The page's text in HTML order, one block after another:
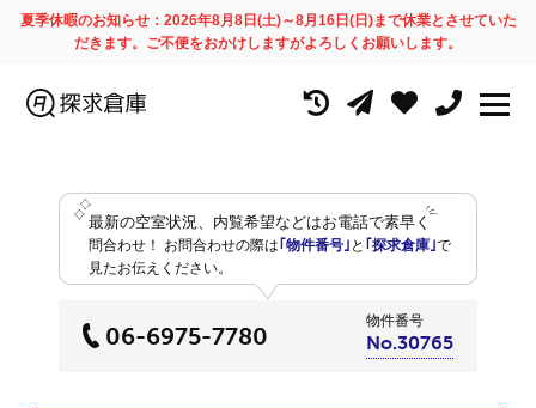
夏季休暇のお知らせ：2026年8月8日(土)～8月16日(日)まで休業とさせていた
だきます。ご不便をおかけしますがよろしくお願いします。
最新の空室状況、内覧希望などはお電話で素早く
問合わせ！ お問合わせの際は ｢物件番号｣ と ｢探求倉庫｣で
見たお伝えください。
06-6975-7780
物件番号
No.30765